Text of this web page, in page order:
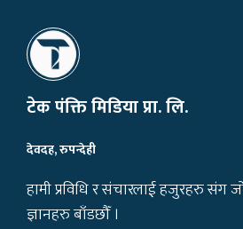
टेक पंक्ति मिडिया प्रा. लि.
देवदह, रुपन्देही
हामी प्रविधि र संचारलाई हजुरहरु संग
ज्ञानहरु बाँडछौँ ।